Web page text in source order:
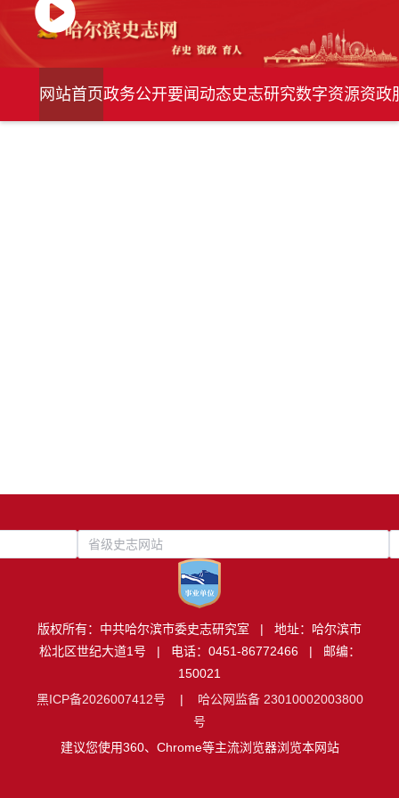
网站首页政务公开要闻动态史志研究数字资源资政
省级史志网站
版权所有：中共哈尔滨市委史志研究室 | 地址：哈尔滨市
松北区世纪大道1号 | 电话：0451-86772466 | 邮编：
150021
黑ICP备2026007412号 | 哈公网监备 23010002003800
号
建议您使用360、Chrome等主流浏览器浏览本网站